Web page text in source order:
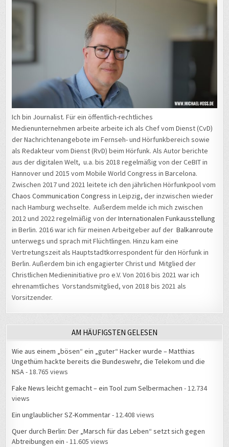
Ich bin Journalist. Für ein öffentlich-rechtliches
Medienunternehmen arbeite arbeite ich als Chef vom Dienst (CvD)
der Nachrichtenangebote im Fernseh- und Hörfunkbereich sowie
als Redakteur vom Dienst (RvD) beim Hörfunk. Als Autor berichte
aus der digitalen Welt, u.a. bis 2018 regelmäßig von der CeBIT in
Hannover und 2015 vom Mobile World Congress in Barcelona.
Zwischen 2017 und 2021 leitete ich den jährlichen Hörfunkpool vom
Chaos Communication Congress in Leipzig, der inzwischen wieder
nach Hamburg wechselte. Außerdem melde ich mich zwischen
2012 und 2022 regelmäßig von derInternationalen Funkausstellung
in Berlin. 2016 war ich für meinen Arbeitgeber auf derBalkanroute
unterwegs und sprach mit Flüchtlingen. Hinzu kam eine
Vertretungszeit als Hauptstadtkorrespondent für den Hörfunk in
Berlin. Außerdem bin ich engagierter Christ und Mitglied der
Christlichen Medieninitiative pro e.V. Von 2016 bis 2021 war ich
ehrenamtliches Vorstandsmitglied, von 2018 bis 2021 als
Vorsitzender.
AM HÄUFIGSTEN GELESEN
Wie aus einem „bösen“ ein „guter“ Hacker wurde – Matthias
Ungethüm hackte bereits die Bundeswehr, die Telekom und die
NSA- 18.765 views
Fake News leicht gemacht – ein Tool zum Selbermachen - 12.734
views
Ein unglaublicher SZ-Kommentar- 12.408 views
Quer durch Berlin: Der „Marsch für das Leben“ setzt sich gegen
Abtreibungen ein - 11.605 views